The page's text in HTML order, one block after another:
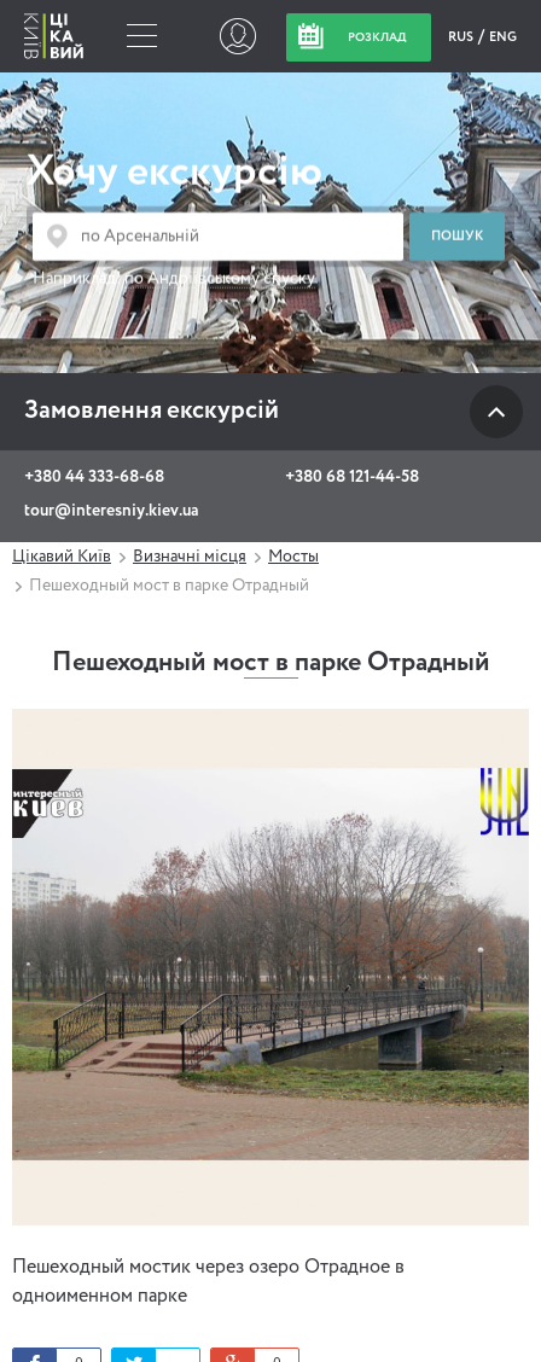
РОЗКЛАД RUS ENG
Хочу екскурсію
Наприклад:по Андріївському спуску
Замовлення екскурсій
+380 44 333-68-68
+380 68 121-44-58
tour@interesniy.kiev.ua
Замовлення
екскурсій
+380 44 333-68-68
+380 68 121-44-58
tour@interesniy.kiev.ua
з 10.00 до 19:30 щоденно
Viber WhatsApp
Цікавий Київ Визначні місця
Мосты
Пешеходный мост в парке Отрадный
Пешеходный мост в парке Отрадный
Пешеходный мостик через озеро Отрадное в
одноименном парке